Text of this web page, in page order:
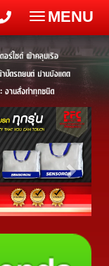
Toggle
MENU